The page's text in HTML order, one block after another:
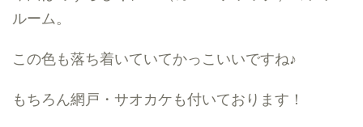
ルーム。
この色も落ち着いていてかっこいいですね♪
もちろん網戸・サオカケも付いております！